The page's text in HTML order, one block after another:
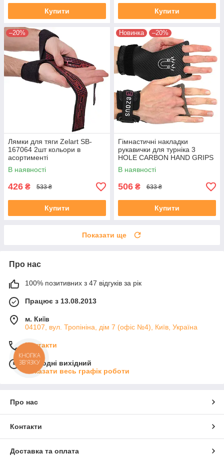
Купити Купити
–20%
Лямки для тяги Zelart SB-
167064 2шт кольори в
асортименті
В наявності
426 ₴ 533 ₴
Купити
Новинка –20%
Гімнастичні накладки
рукавички для турніка 3
HOLE CARBON HAND GRIPS
EZOUS D-15 2шт розмір S-L
чорний
В наявності
506 ₴ 633 ₴
Купити
Показати ще
Про нас
100% позитивних з 47 відгуків за рік
Працює з 13.08.2013
м. Київ
04107, вул. Тропініна, дім 7 (офіс №4), Київ, Україна
Контакти
Сьогодні вихідний
Показати весь графік роботи
Про нас
Контакти
Доставка та оплата
КНОПКА
ЗВ'ЯЗКУ